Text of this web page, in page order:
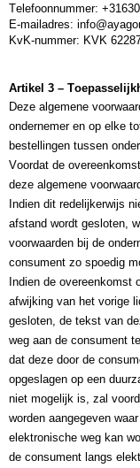
Telefoonnummer:
E-mailadres:
KvK-nummer: KVK
Artikel 3 –
Deze algemene
ondernemer en op elke
bestellingen tussen
Voordat de
deze algemene
Indien dit redelijkerwijs
afstand wordt gesloten,
voorwaarden bij de
consument zo spoedig
Indien de overeenkomst
afwijking van het vorige
gesloten, de tekst van
weg aan de consument
dat deze door de
opgeslagen op een
niet mogelijk is, zal
worden aangegeven
elektronische weg kan
de consument langs